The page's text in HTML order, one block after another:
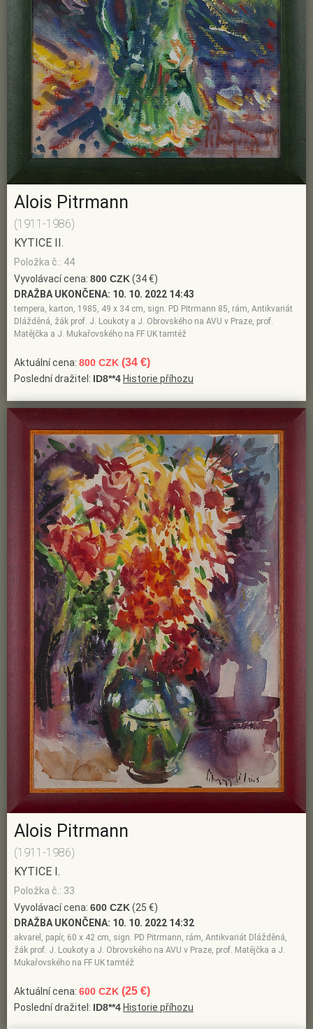
Alois Pitrmann
(1911-1986)
KYTICE II.
Položka č.: 44
Vyvolávací cena: 800 CZK(34 €)
DRAŽBA UKONČENA: 10. 10. 2022 14:43
tempera, karton, 1985, 49 x 34 cm, sign. PD Pitrmann 85, rám, Antikvariát
Dlážděná, žák prof. J. Loukoty a J. Obrovského na AVU v Praze, prof.
Matějčka a J. Mukařovského na FF UK tamtéž
Aktuální cena: 800 CZK (34 €)
Poslední dražitel: ID8**4 Historie příhozu
Alois Pitrmann
(1911-1986)
KYTICE I.
Položka č.: 33
Vyvolávací cena: 600 CZK(25 €)
DRAŽBA UKONČENA: 10. 10. 2022 14:32
akvarel, papír, 60 x 42 cm, sign. PD Pitrmann, rám, Antikvariát Dlážděná,
žák prof. J. Loukoty a J. Obrovského na AVU v Praze, prof. Matějčka a J.
Mukařovského na FF UK tamtéž
Aktuální cena: 600 CZK (25 €)
Poslední dražitel: ID8**4 Historie příhozu